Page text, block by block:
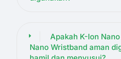
Apakah K-Ion
Nano Wristband aman